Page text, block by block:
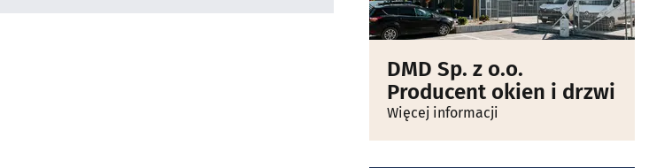
DMD Sp. z o.o.
Producent okien i drzwi
Więcej informacji